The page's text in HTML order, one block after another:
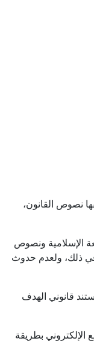
نصوص القانون،
الإسلامية ونصوص
في ذلك، ولعدم حدوث
قانوني الهدف
بطريقة